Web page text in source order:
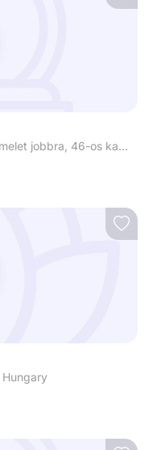
1075 Budapest, Károly körút 1. II. emelet jobbra, 46-os kapucsengő Juhos Tímea Kozmetikus
Hungary